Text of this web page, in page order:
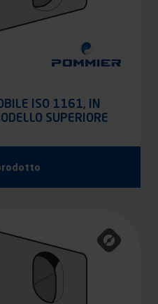
ISO 1161, IN
SUPERIORE